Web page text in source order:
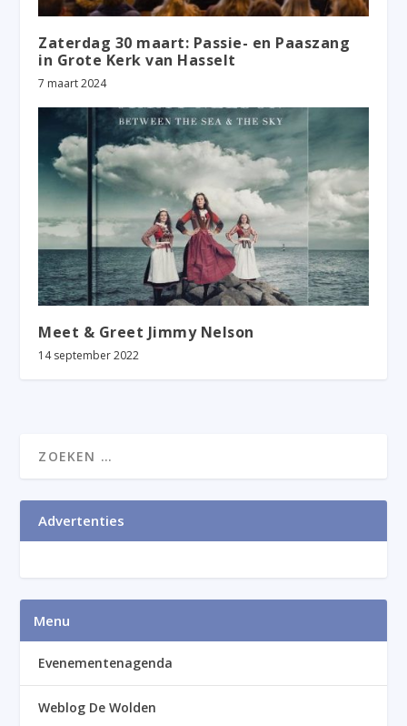
Zaterdag 30 maart: Passie- en Paaszang
in Grote Kerk van Hasselt
7 maart 2024
Meet & Greet Jimmy Nelson
14 september 2022
Advertenties
Menu
Evenementenagenda
Weblog De Wolden